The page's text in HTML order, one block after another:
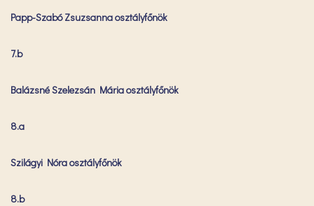
Papp-Szabó Zsuzsanna osztályfőnök
7.b
Balázsné Szelezsán Mária osztályfőnök
8.a
Szilágyi Nóra osztályfőnök
8.b